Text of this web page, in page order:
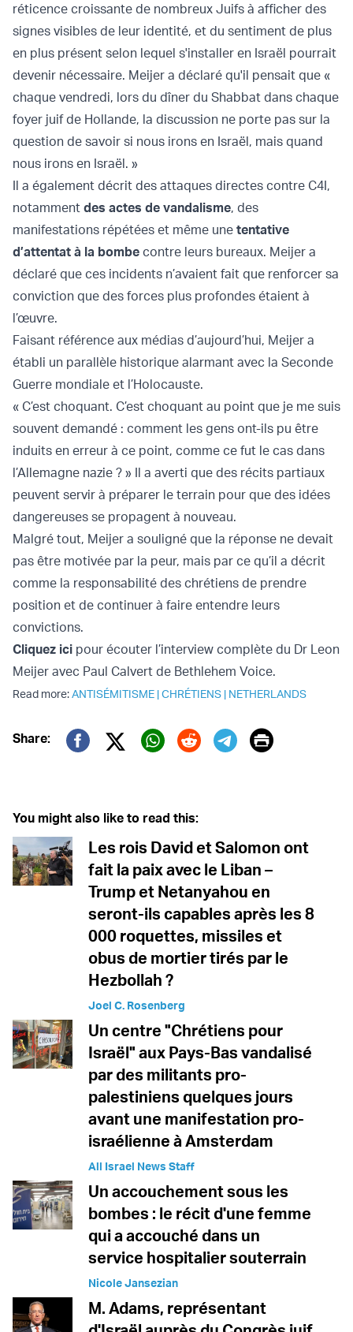
réticence croissante de nombreux Juifs à afficher des
signes visibles de leur identité, et du sentiment de plus
en plus présent selon lequel s'installer en Israël pourrait
devenir nécessaire. Meijer a déclaré qu'il pensait que «
chaque vendredi, lors du dîner du Shabbat dans chaque
foyer juif de Hollande, la discussion ne porte pas sur la
question de savoir si nous irons en Israël, mais quand
nous irons en Israël. »
Il a également décrit des attaques directes contre C4I,
notamment des actes de vandalisme, des
manifestations répétées et même une tentative
d’attentat à la bombe contre leurs bureaux. Meijer a
déclaré que ces incidents n’avaient fait que renforcer sa
conviction que des forces plus profondes étaient à
l’œuvre.
Faisant référence aux médias d’aujourd’hui, Meijer a
établi un parallèle historique alarmant avec la Seconde
Guerre mondiale et l’Holocauste.
« C’est choquant. C’est choquant au point que je me suis
souvent demandé : comment les gens ont-ils pu être
induits en erreur à ce point, comme ce fut le cas dans
l’Allemagne nazie ? » Il a averti que des récits partiaux
peuvent servir à préparer le terrain pour que des idées
dangereuses se propagent à nouveau.
Malgré tout, Meijer a souligné que la réponse ne devait
pas être motivée par la peur, mais par ce qu’il a décrit
comme la responsabilité des chrétiens de prendre
position et de continuer à faire entendre leurs
convictions.
Cliquez ici pour écouter l’interview complète du Dr Leon
Meijer avec Paul Calvert de Bethlehem Voice.
Read more:ANTISÉMITISME |CHRÉTIENS | NETHERLANDS
Share:
Twitter (X)
Print
You might also like to read this:
Les rois David et Salomon ont
fait la paix avec le Liban –
Trump et Netanyahou en
seront-ils capables après les 8
000 roquettes, missiles et
obus de mortier tirés par le
Hezbollah ?
Joel C. Rosenberg
Un centre "Chrétiens pour
Israël" aux Pays-Bas vandalisé
par des militants pro-
palestiniens quelques jours
avant une manifestation pro-
israélienne à Amsterdam
All Israel News Staff
Un accouchement sous les
bombes : le récit d'une femme
qui a accouché dans un
service hospitalier souterrain
Nicole Jansezian
M. Adams, représentant